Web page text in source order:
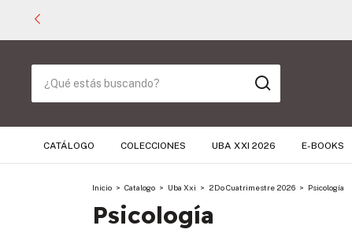
CATÁLOGO COLECCIONES UBA XXI 2026 E-BOOKS
Inicio > Catalogo > Uba Xxi > 2Do Cuatrimestre 2026 > Psicología
Psicología